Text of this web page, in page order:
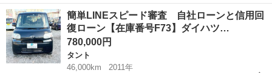
お待ちしております。 スムーズにご対応いたしますので是非ご連絡お
待ちしております。 ＿＿＿＿＿＿＿＿＿＿＿＿＿＿＿＿＿＿＿＿＿
＿...
北海道 恵庭市 タント ローン
簡単LINEスピード審査 自社ローンと信用回
復ローン【在庫番号F73】ダイハツ…
780,000円
タント
46,000km
2011年